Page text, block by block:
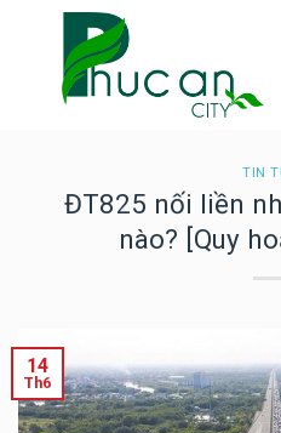
TIN
ĐT825 nối liền
nào? [Quy
14
Th6